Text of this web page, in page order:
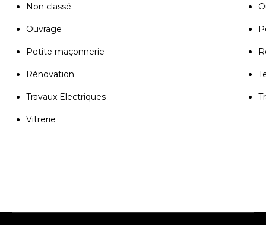
Non classé
Ouvrage
Petite maçonnerie
Rénovation
Travaux Electriques
Vitrerie